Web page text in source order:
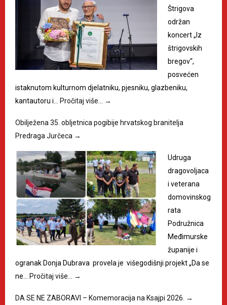
Štrigova
održan
koncert „Iz
štrigovskih
bregov“,
posvećen
istaknutom kulturnom djelatniku, pjesniku, glazbeniku,
kantautoru i…
Pročitaj više… →
Obilježena 35. obljetnica pogibije hrvatskog branitelja
Predraga Jurčeca →
Udruga
dragovoljaca
i veterana
domovinskog
rata
Podružnica
Međimurske
županije i
ogranak Donja Dubrava provela je višegodišnji projekt „Da se
ne…
Pročitaj više… →
DA SE NE ZABORAVI – Komemoracija na Ksajpi 2026. →